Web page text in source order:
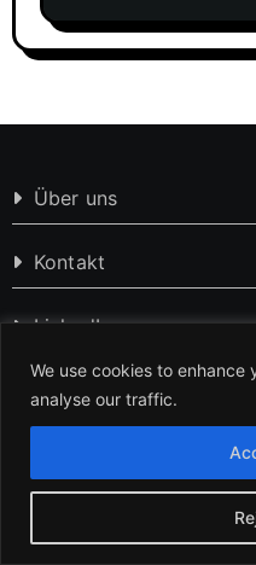
We use cookies to
analyse our traffic.
Über uns
Kontakt
LinkedIn
Pinterest
Datenschutzerklärung